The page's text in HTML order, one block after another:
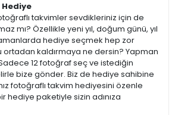
takvimler sevdikleriniz için de
mı? Özellikle yeni yıl, doğum günü, yıl
hediye seçmek hep zor
ortadan kaldırmaya ne dersin? Yapman
12 fotoğraf seç ve istediğin
bize gönder. Biz de hediye sahibine
fotoğraflı takvim hediyesini özenle
hediye paketiyle sizin adınıza